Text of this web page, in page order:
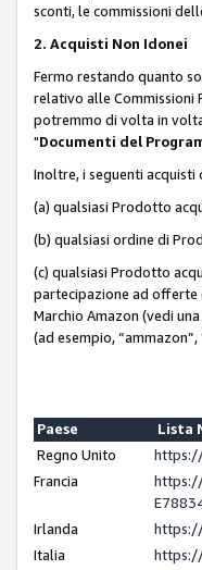
sconti, le commissioni
2. Acquisti Non Idonei
Fermo restando quanto
relativo alle Commissioni
potremmo di volta in
"Documenti del
Inoltre, i seguenti acquisti
(a) qualsiasi Prodotto
(b) qualsiasi ordine di
(c) qualsiasi Prodotto
partecipazione ad offerte
Marchio Amazon (vedi
(ad esempio,
Paese
Lista
Regno Unito
Francia
Irlanda
Italia